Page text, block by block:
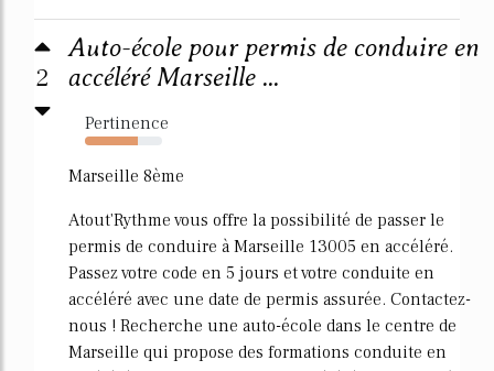
2
Auto-école pour permis de conduire en
accéléré Marseille ...
Pertinence
69%
Marseille 8ème
Atout'Rythme vous offre la possibilité de passer le
permis de conduire à Marseille 13005 en accéléré.
Passez votre code en 5 jours et votre conduite en
accéléré avec une date de permis assurée. Contactez-
nous ! Recherche une auto-école dans le centre de
Marseille qui propose des formations conduite en